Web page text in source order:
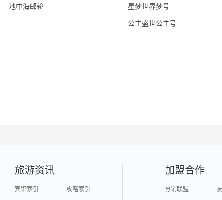
地中海邮轮 星梦世界梦号
公主盛世公主号
旅游资讯
宾馆索引
攻略索引
加盟合作
分销联盟